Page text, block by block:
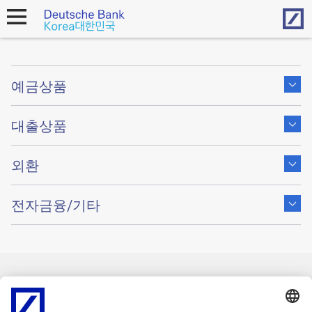
open
Show
content
of
예금상품
Show
content
of
대출상품
Show
content
of
외환
Show
content
of
전자금융/기타
back to top